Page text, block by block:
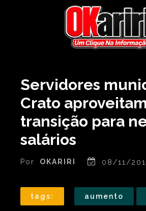
Servidores
Crato
transição para
salários
Por OKARIRI 08/11/
tags: aumento